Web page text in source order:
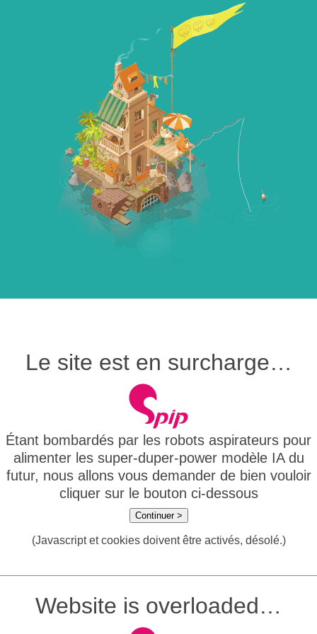
Le site est en surcharge…
Étant bombardés par les robots aspirateurs pour
alimenter les super-duper-power modèle IA du
futur, nous allons vous demander de bien vouloir
cliquer sur le bouton ci-dessous
Continuer >
(Javascript et cookies doivent être activés, désolé.)
Website is overloaded…